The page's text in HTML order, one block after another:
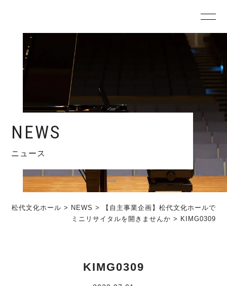
NEWS
ニュース
松代文化ホール > NEWS >
【自主事業企画】松代文化ホールで
ミニリサイタルを開きませんか > KIMG0309
KIMG0309